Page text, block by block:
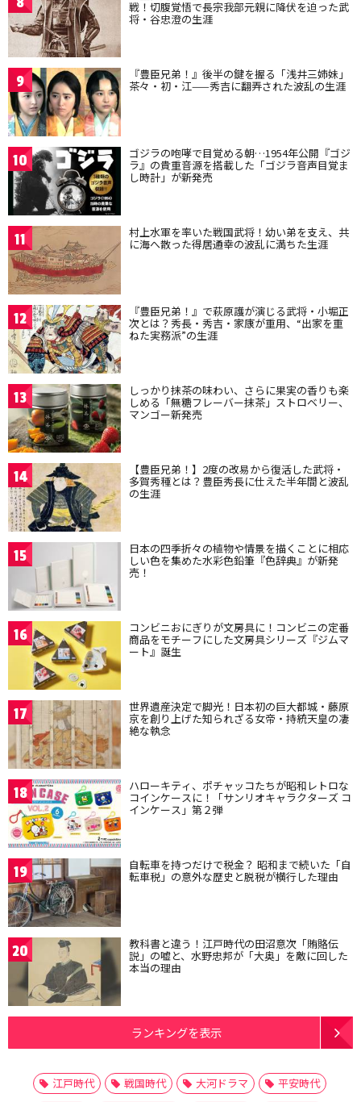
戦！切腹覚悟で長宗我部元親に降伏を迫った武
将・谷忠澄の生涯
9 『豊臣兄弟！』後半の鍵を握る「浅井三姉妹」
茶々・初・江——秀吉に翻弄された波乱の生涯
10 ゴジラの咆哮で目覚める朝…1954年公開『ゴジ
ラ』の貴重音源を搭載した「ゴジラ音声目覚ま
し時計」が新発売
11 村上水軍を率いた戦国武将！幼い弟を支え、共
に海へ散った得居通幸の波乱に満ちた生涯
12 『豊臣兄弟！』で萩原護が演じる武将・小堀正
次とは？秀長・秀吉・家康が重用、“出家を重
ねた実務派”の生涯
13 しっかり抹茶の味わい、さらに果実の香りも楽
しめる「無糖フレーバー抹茶」ストロベリー、
マンゴー新発売
14 【豊臣兄弟！】2度の改易から復活した武将・
多賀秀種とは？豊臣秀長に仕えた半年間と波乱
の生涯
15 日本の四季折々の植物や情景を描くことに相応
しい色を集めた水彩色鉛筆『色辞典』が新発
売！
16 コンビニおにぎりが文房具に！コンビニの定番
商品をモチーフにした文房具シリーズ『ジムマ
ート』誕生
17 世界遺産決定で脚光！日本初の巨大都城・藤原
京を創り上げた知られざる女帝・持統天皇の凄
絶な執念
18 ハローキティ、ポチャッコたちが昭和レトロな
コインケースに！「サンリオキャラクターズ コ
インケース」第２弾
19 自転車を持つだけで税金？ 昭和まで続いた「自
転車税」の意外な歴史と脱税が横行した理由
20 教科書と違う！江戸時代の田沼意次「賄賂伝
説」の嘘と、水野忠邦が「大奥」を敵に回した
本当の理由
ランキングを表示
江戸時代 戦国時代 大河ドラマ
平安時代